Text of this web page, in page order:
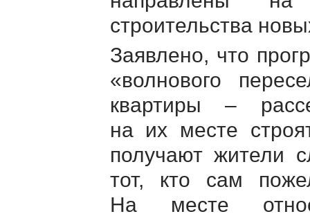
строительства
Заявлено, что
«волнового
квартиры –
на их месте
получают жители
тот, кто сам
На месте